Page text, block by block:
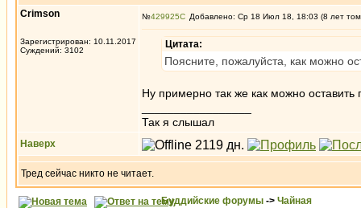
Crimson
Зарегистрирован: 10.11.2017
Суждений: 3102
№429925 Добавлено: Ср 18 Июл 18, 18:03 (8 лет
Цитата:
Поясните, пожалуйста, как можно
Ну примерно так же как можно
Так я слышал
Наверх
Тред сейчас никто не читает.
Буддийские форумы -> Чайная